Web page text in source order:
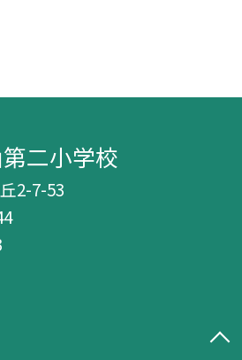
二小学校
2-7-53